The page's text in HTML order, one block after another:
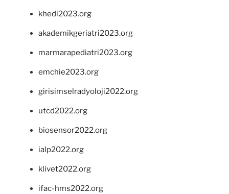
khedi2023.org
akademikgeriatri2023.org
marmarapediatri2023.org
emchie2023.org
girisimselradyoloji2022.org
utcd2022.org
biosensor2022.org
ialp2022.org
klivet2022.org
ifac-hms2022.org